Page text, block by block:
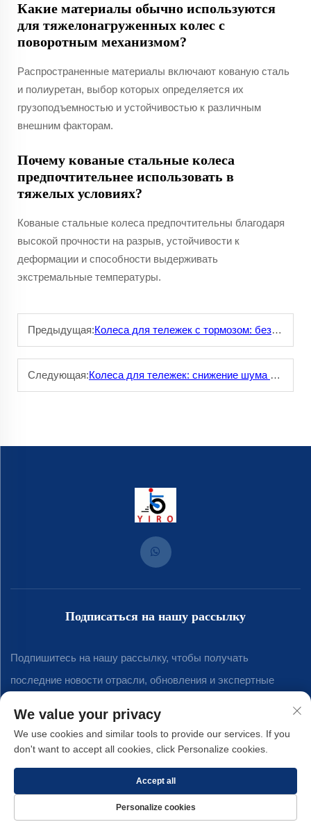
Какие материалы обычно используются
для тяжелонагруженных колес с
поворотным механизмом?
Распространенные материалы включают кованую сталь
и полиуретан, выбор которых определяется их
грузоподъемностью и устойчивостью к различным
внешним факторам.
Почему кованые стальные колеса
предпочтительнее использовать в
тяжелых условиях?
Кованые стальные колеса предпочтительны благодаря
высокой прочности на разрыв, устойчивости к
деформации и способности выдерживать
экстремальные температуры.
Предыдущая:Колеса для тележек с тормозом: безопасная парковка в любой ситуации
Следующая:Колеса для тележек: снижение шума при использовании в помещениях
Подписаться на нашу рассылку
Подпишитесь на нашу рассылку, чтобы получать
последние новости отрасли, обновления и экспертные
Подписаться
Политика конфиденциальности
We value your privacy
We use cookies and similar tools to provide our services. If you
don't want to accept all cookies, click Personalize cookies.
Personalize cookies
Accept all